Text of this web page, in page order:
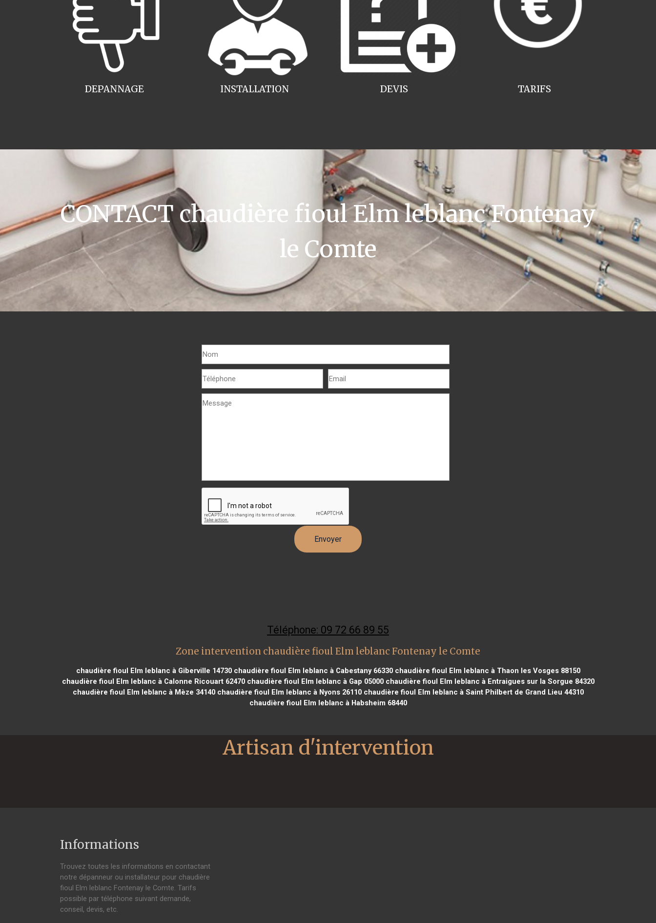
INSTALLATION
DEPANNAGE TARIFS
DEVIS
CONTACT chaudière fioul Elm leblanc Fontenay
le Comte
Téléphone: 09 72 66 89 55
Zone intervention chaudière fioul Elm leblanc Fontenay le Comte
chaudière fioul Elm leblanc à Giberville 14730chaudière fioul Elm leblanc à Cabestany 66330chaudière fioul Elm leblanc à Thaon les Vosges 88150
chaudière fioul Elm leblanc à Calonne Ricouart 62470chaudière fioul Elm leblanc à Gap 05000chaudière fioul Elm leblanc à Entraigues sur la Sorgue 84320
chaudière fioul Elm leblanc à Mèze 34140chaudière fioul Elm leblanc à Nyons 26110chaudière fioul Elm leblanc à Saint Philbert de Grand Lieu 44310
chaudière fioul Elm leblanc à Habsheim 68440
Informations
Trouvez toutes les informations en contactant
notre dépanneur ou installateur pour chaudière
fioul Elm leblanc Fontenay le Comte. Tarifs
possible par téléphone suivant demande,
conseil, devis, etc.
Artisan d'intervention